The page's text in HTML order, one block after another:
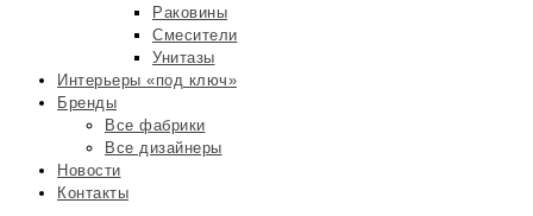
Раковины
Смесители
Унитазы
Интерьеры «под ключ»
Бренды
Все фабрики
Все дизайнеры
Новости
Контакты